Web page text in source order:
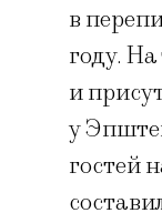
в
году.
и
у
гостей